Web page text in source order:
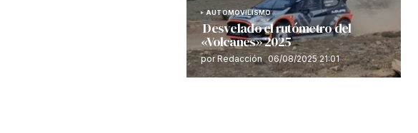
AUTOMOVILISMO
Desvelado el rutómetro del
«Volcanes» 2025
por Redacción 06/08/2025 21:01